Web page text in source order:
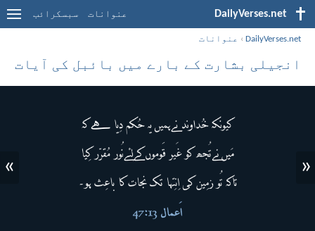
DailyVerses.net عنوانات سبسکرائب
DailyVerses.net
› عنوانات
انجیلی بشارت کے بارے میں بائبل کی آیات
«
»